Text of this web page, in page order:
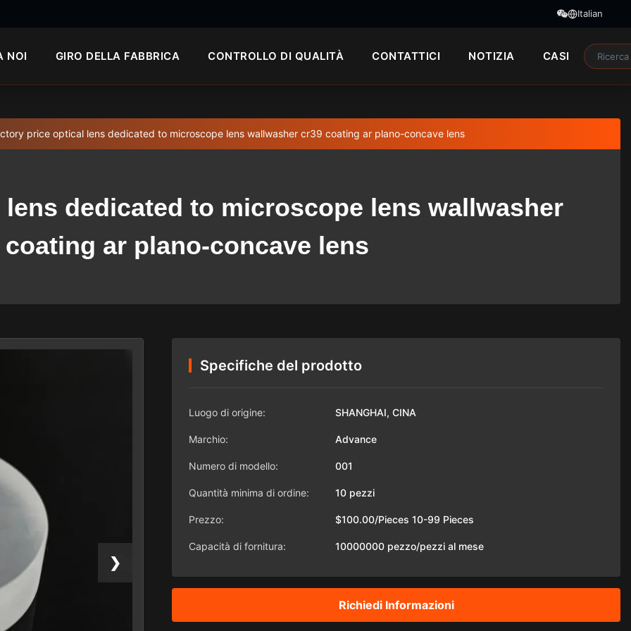
Italian
NOI GIRO DELLA FABBRICA CONTROLLO DI QUALITÀ CONTATTICI NOTIZIA CASI
price optical lens dedicated to microscope lens wallwasher cr39 coating ar plano-concave lens
dedicated to microscope lens wallwasher
coating ar plano-concave lens
❯
Specifiche del prodotto
Luogo di origine: SHANGHAI, CINA
Marchio: Advance
Numero di modello: 001
Quantità minima di ordine: 10 pezzi
Prezzo: $100.00/Pieces 10-99 Pieces
Capacità di fornitura: 10000000 pezzo/pezzi al mese
Richiedi Informazioni